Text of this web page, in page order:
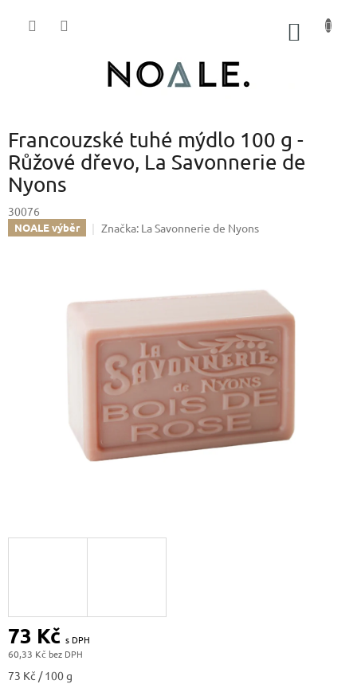
Francouzské tuhé mýdlo 100 g -
Růžové dřevo, La Savonnerie de
Nyons
30076
NOALE výběr Značka: La Savonnerie de Nyons
73 Kč
60,33 Kč
Měrná
73 Kč / 100 g